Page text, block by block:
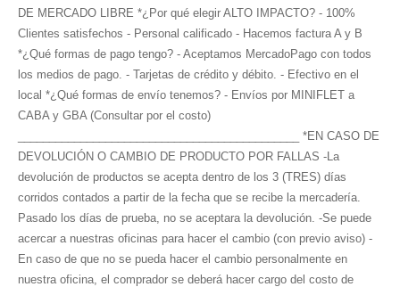
DE MERCADO LIBRE *¿Por qué elegir ALTO IMPACTO? - 100%
Clientes satisfechos - Personal calificado - Hacemos factura A y B
*¿Qué formas de pago tengo? - Aceptamos MercadoPago con todos
los medios de pago. - Tarjetas de crédito y débito. - Efectivo en el
local *¿Qué formas de envío tenemos? - Envíos por MINIFLET a
CABA y GBA (Consultar por el costo)
_____________________________________________ *EN CASO DE
DEVOLUCIÓN O CAMBIO DE PRODUCTO POR FALLAS -La
devolución de productos se acepta dentro de los 3 (TRES) días
corridos contados a partir de la fecha que se recibe la mercadería.
Pasado los días de prueba, no se aceptara la devolución. -Se puede
acercar a nuestras oficinas para hacer el cambio (con previo aviso) -
En caso de que no se pueda hacer el cambio personalmente en
nuestra oficina, el comprador se deberá hacer cargo del costo de